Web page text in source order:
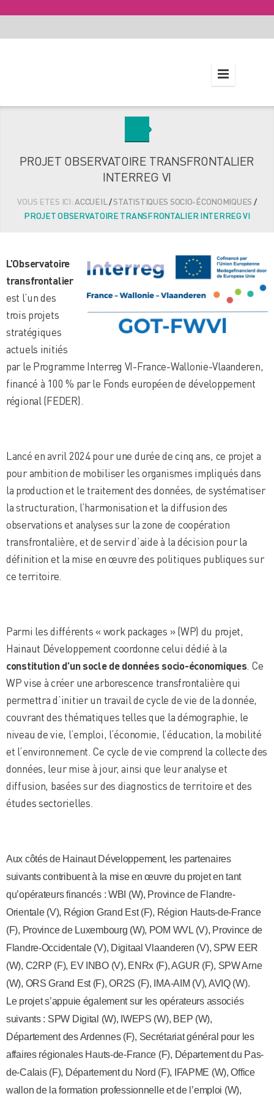
PROJET OBSERVATOIRE TRANSFRONTALIER
INTERREG VI
VOUS ETES ICI:ACCUEIL/STATISTIQUES SOCIO-ÉCONOMIQUES /
PROJET OBSERVATOIRE TRANSFRONTALIER INTERREG VI
L’Observatoire
transfrontalier
est l’un des
trois projets
stratégiques
actuels initiés
par le Programme Interreg VI-France-Wallonie-Vlaanderen,
financé à 100 % par le Fonds européen de développement
régional (FEDER).
Lancé en avril 2024 pour une durée de cinq ans, ce projet a
pour ambition de mobiliser les organismes impliqués dans
la production et le traitement des données, de systématiser
la structuration, l’harmonisation et la diffusion des
observations et analyses sur la zone de coopération
transfrontalière, et de servir d’aide à la décision pour la
définition et la mise en œuvre des politiques publiques sur
ce territoire.
Parmi les différents « work packages » (WP) du projet,
Hainaut Développement coordonne celui dédié à la
constitution d’un socle de données socio-économiques. Ce
WP vise à créer une arborescence transfrontalière qui
permettra d’initier un travail de cycle de vie de la donnée,
couvrant des thématiques telles que la démographie, le
niveau de vie, l’emploi, l’économie, l’éducation, la mobilité
et l’environnement. Ce cycle de vie comprend la collecte des
données, leur mise à jour, ainsi que leur analyse et
diffusion, basées sur des diagnostics de territoire et des
études sectorielles.
Aux côtés de Hainaut Développement, les partenaires
suivants contribuent à la mise en œuvre du projet en tant
qu’opérateurs financés : WBI (W), Province de Flandre-
Orientale (V), Région Grand Est (F), Région Hauts-de-France
(F), Province de Luxembourg (W), POM WVL (V), Province de
Flandre-Occidentale (V), Digitaal Vlaanderen (V), SPW EER
(W), C2RP (F), EV INBO (V), ENRx (F), AGUR (F), SPW Arne
(W), ORS Grand Est (F), OR2S (F), IMA-AIM (V), AVIQ (W).
Le projet s’appuie également sur les opérateurs associés
suivants : SPW Digital (W), IWEPS (W), BEP (W),
Département des Ardennes (F), Secrétariat général pour les
affaires régionales Hauts-de-France (F), Département du Pas-
de-Calais (F), Département du Nord (F), IFAPME (W), Office
wallon de la formation professionnelle et de l’emploi (W),